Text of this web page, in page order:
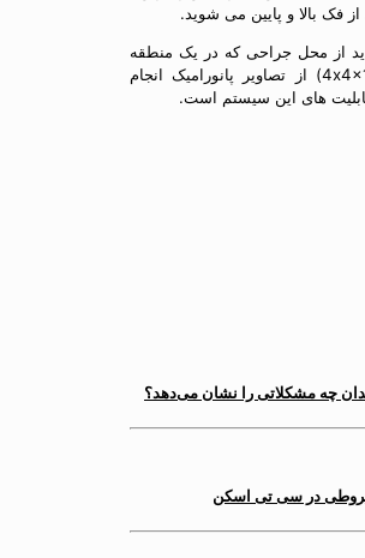
فک بالا و پایین می شوید.
از محل جراحی که در یک منطقه
مستطیلی ( 4x4x10cm) از تصاویر پانورامیک انجام
های این سیستم است.
چه مشکلاتی را نشان می‌دهد؟
در سی تی اسکن